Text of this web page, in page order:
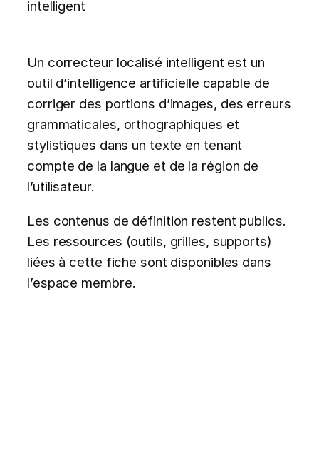
intelligent
Un correcteur localisé intelligent est un
outil d’intelligence artificielle capable de
corriger des portions d’images, des erreurs
grammaticales, orthographiques et
stylistiques dans un texte en tenant
compte de la langue et de la région de
l’utilisateur.
Les contenus de définition restent publics.
Les ressources (outils, grilles, supports)
liées à cette fiche sont disponibles dans
l’espace membre.